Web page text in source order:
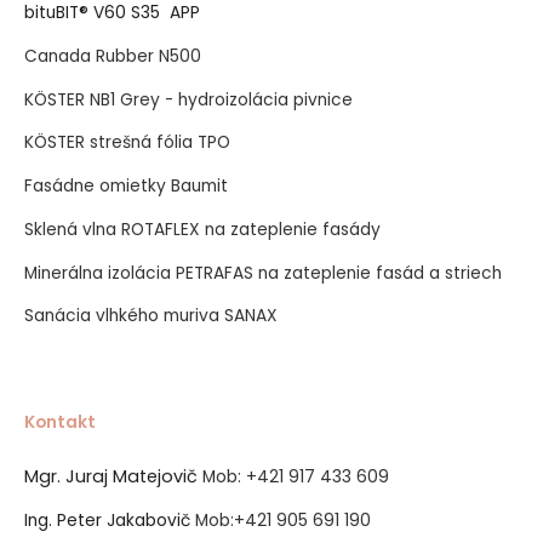
bituBIT® V60 S35 APP
Canada Rubber N500
KÖSTER NB1 Grey - hydroizolácia pivnice
KÖSTER strešná fólia TPO
Fasádne omietky Baumit
Sklená vlna ROTAFLEX na zateplenie fasády
Minerálna izolácia PETRAFAS na zateplenie fasád a striech
Sanácia vlhkého muriva SANAX
Kontakt
Mgr. Juraj Matejovič Mob: +421 917 433 609
Ing. Peter Jakabovič Mob:+421 905 691 190